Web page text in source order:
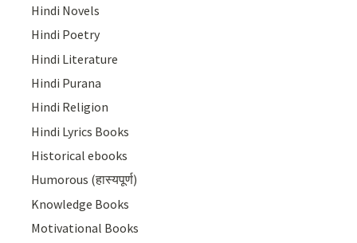
Hindi Novels
Hindi Poetry
Hindi Literature
Hindi Purana
Hindi Religion
Hindi Lyrics Books
Historical ebooks
Humorous (हास्यपूर्ण)
Knowledge Books
Motivational Books